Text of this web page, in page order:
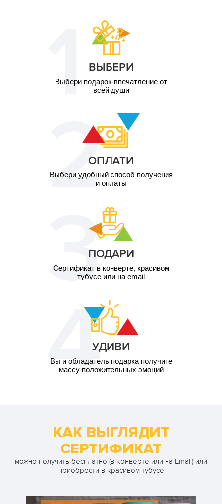
ВЫБЕРИ
Выбери подарок-впечатление от
всей души
ОПЛАТИ
Выбери удобный способ получения
и оплаты
ПОДАРИ
Сертификат в конверте, красивом
тубусе или на email
УДИВИ
Вы и обладатель подарка получите
массу положительных эмоций
КАК ВЫГЛЯДИТ
СЕРТИФИКАТ
можно получить бесплатно (в конверте или на Email) или
приобрести в красивом тубусе